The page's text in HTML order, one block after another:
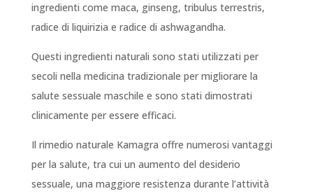
ingredienti come maca, ginseng, tribulus terrestris,
radice di liquirizia e radice di ashwagandha.
Questi ingredienti naturali sono stati utilizzati per
secoli nella medicina tradizionale per migliorare la
salute sessuale maschile e sono stati dimostrati
clinicamente per essere efficaci.
Il rimedio naturale Kamagra offre numerosi vantaggi
per la salute, tra cui un aumento del desiderio
sessuale, una maggiore resistenza durante l’attività